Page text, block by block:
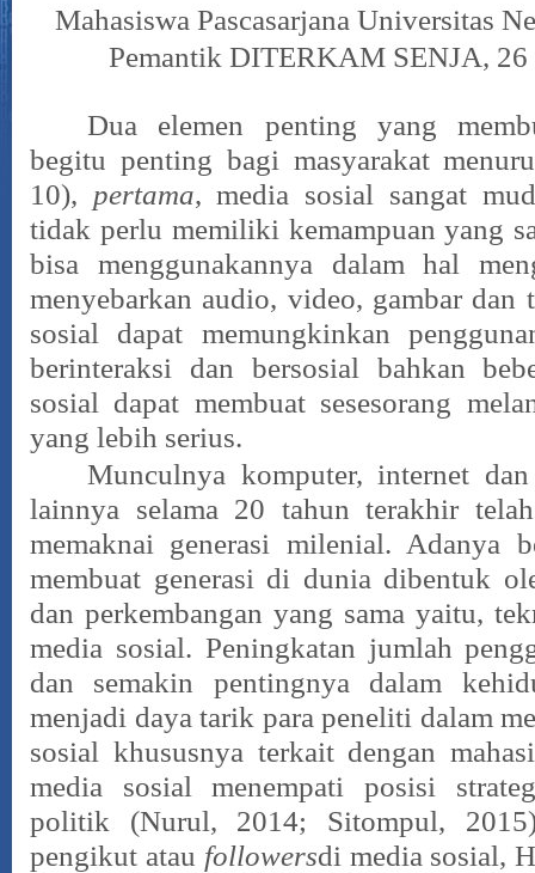
Mahasiswa Pascasarjana Universitas
Pemantik DITERKAM SENJA, 26
Dua elemen penting yang
begitu penting bagi masyarakat
10), pertama, media sosial sangat
tidak perlu memiliki kemampuan yang
bisa menggunakannya dalam hal
menyebarkan audio, video, gambar dan
sosial dapat memungkinkan
berinteraksi dan bersosial bahkan
sosial dapat membuat sesesorang
yang lebih serius.
Munculnya komputer, internet
lainnya selama 20 tahun terakhir
memaknai generasi milenial. Adanya
membuat generasi di dunia dibentuk
dan perkembangan yang sama yaitu,
media sosial. Peningkatan jumlah
dan semakin pentingnya dalam
menjadi daya tarik para peneliti dalam
sosial khususnya terkait dengan
media sosial menempati posisi
politik (Nurul, 2014; Sitompul,
pengikut atau followersdi media sosial,